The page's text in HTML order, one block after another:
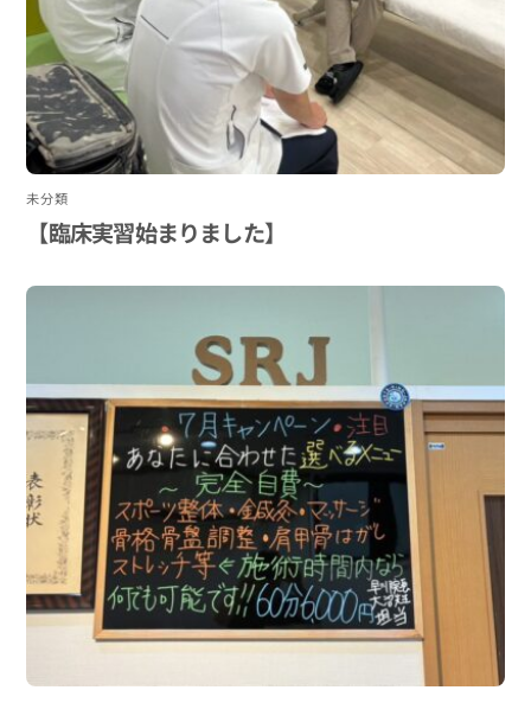
未分類
【臨床実習始まりました】